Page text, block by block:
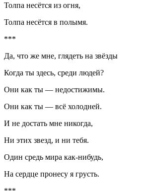
Толпа несётся из огня,
Толпа несётся в полымя.
***
Да, что же мне, глядеть на звёзды
Когда ты здесь, среди людей?
Они как ты — недостижимы.
Они как ты — всё холодней.
И не достать мне никогда,
Ни этих звезд, и ни тебя.
Один средь мира как-нибудь,
На сердце пронесу я грусть.